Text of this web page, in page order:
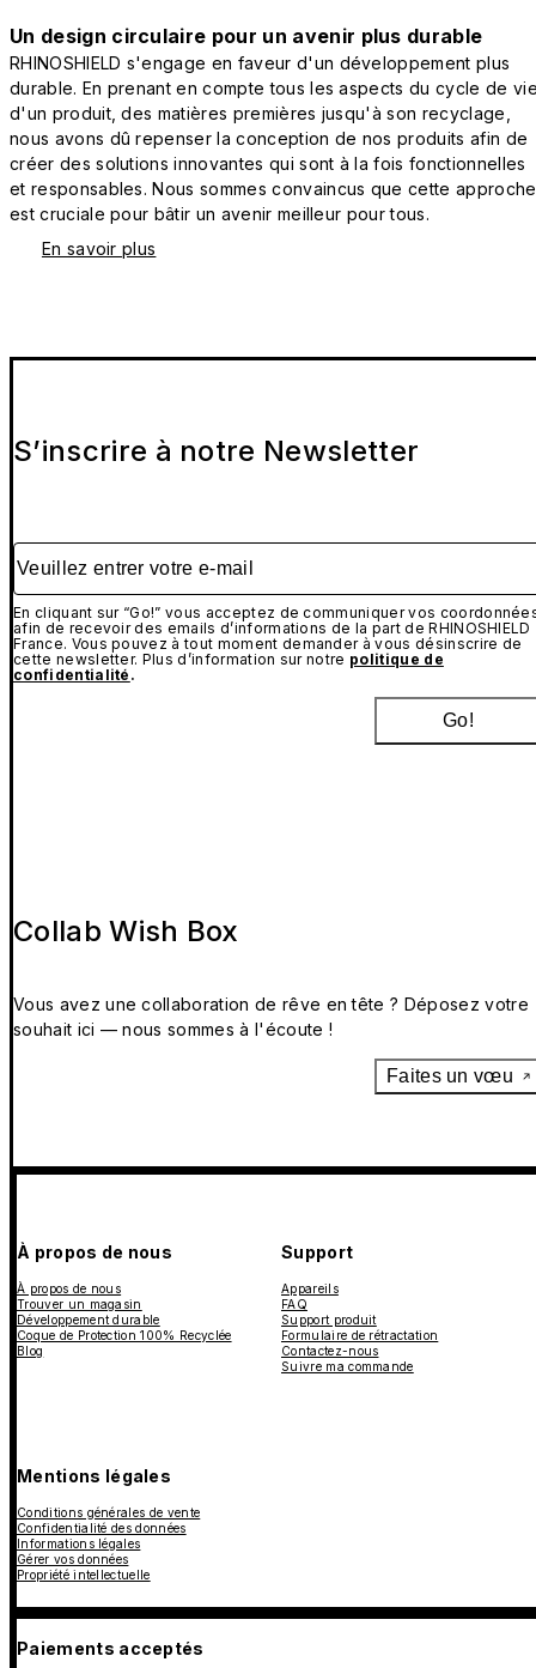
Un design circulaire pour un avenir plus durable
RHINOSHIELD s'engage en faveur d'un développement plus
durable. En prenant en compte tous les aspects du cycle de
d'un produit, des matières premières jusqu'à son recyclage,
nous avons dû repenser la conception de nos produits afin de
créer des solutions innovantes qui sont à la fois fonctionnelles
et responsables. Nous sommes convaincus que cette approche
est cruciale pour bâtir un avenir meilleur pour tous.
En savoir plus
S’inscrire à notre Newsletter
Veuillez entrer votre e-mail
En cliquant sur “Go!” vous acceptez de communiquer vos
afin de recevoir des emails d’informations de la part de RHINOSHIELD
France. Vous pouvez à tout moment demander à vous désinscrire de
cette newsletter. Plus d’information sur notre politique de
confidentialité .
Go!
Collab Wish Box
Vous avez une collaboration de rêve en tête ? Déposez votre
souhait ici — nous sommes à l'écoute !
Faites un vœu
À propos de nous
À propos de nous
Trouver un magasin
Développement durable
Coque de Protection 100% Recyclée
Blog
Support
Appareils
FAQ
Support produit
Formulaire de rétractation
Contactez-nous
Suivre ma commande
Mentions légales
Conditions générales de vente
Confidentialité des données
Informations légales
Gérer vos données
Propriété intellectuelle
Paiements acceptés